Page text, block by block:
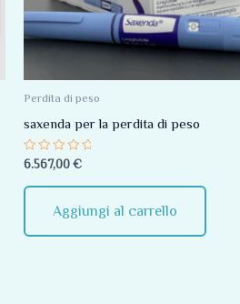
Perdita di peso
saxenda per la perdita di peso
Valutato
0
su
5
6.567,00 €
Aggiungi al carrello